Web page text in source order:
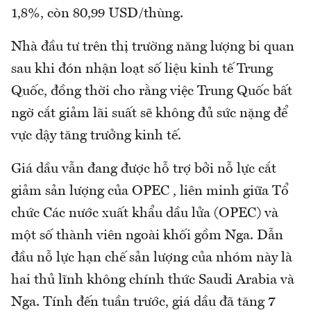
1,8%, còn 80,99 USD/thùng.
Nhà đầu tư trên thị trường năng lượng bi quan
sau khi đón nhận loạt số liệu kinh tế Trung
Quốc, đồng thời cho rằng việc Trung Quốc bất
ngờ cắt giảm lãi suất sẽ không đủ sức nặng để
vực dậy tăng trưởng kinh tế.
Giá dầu vẫn đang được hỗ trợ bởi nỗ lực cắt
giảm sản lượng của OPEC , liên minh giữa Tổ
chức Các nước xuất khẩu dầu lửa (OPEC) và
một số thành viên ngoài khối gồm Nga. Dẫn
đầu nỗ lực hạn chế sản lượng của nhóm này là
hai thủ lĩnh không chính thức Saudi Arabia và
Nga. Tính đến tuần trước, giá dầu đã tăng 7